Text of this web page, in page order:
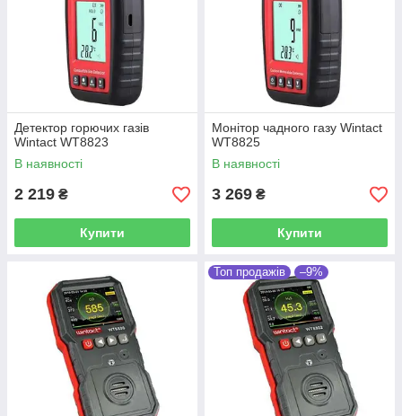
за безпеку на підприємствах
, що працюють з
вибухонебезпечними речовинами.
Детектор горючих газів
Wintact WT8823
В наявності
2 219 ₴
Купити
Монітор чадного газу Wintact
WT8825
В наявності
3 269 ₴
Купити
Топ продажів –9%